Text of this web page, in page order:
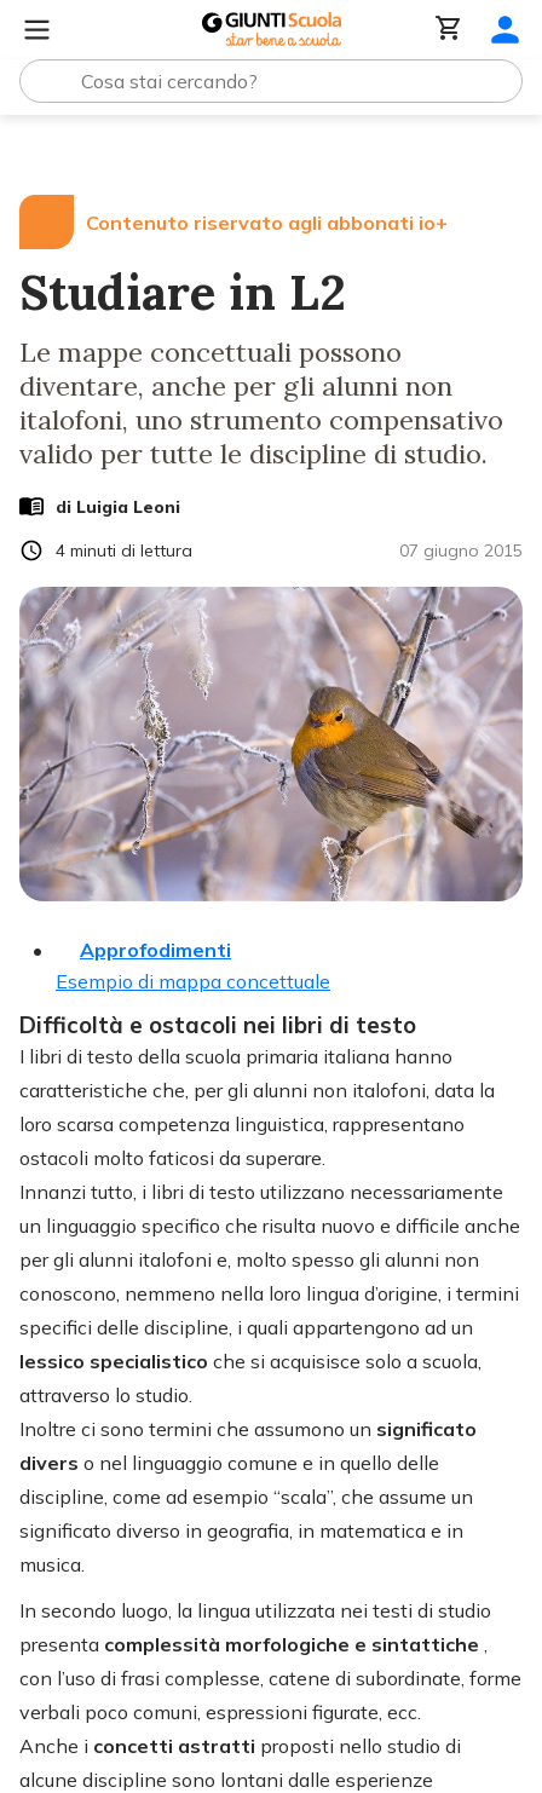
Contenuto riservato agli abbonati io+
Studiare in L2
Le mappe concettuali possono
diventare, anche per gli alunni non
italofoni, uno strumento compensativo
valido per tutte le discipline di studio.
di Luigia Leoni
07 giugno 2015
4 minuti di lettura
Approfodimenti
Esempio di mappa concettuale
Difficoltà e ostacoli nei libri di testo
I libri di testo della scuola primaria italiana hanno
caratteristiche che, per gli alunni non italofoni, data la
loro scarsa competenza linguistica, rappresentano
ostacoli molto faticosi da superare.
Innanzi tutto, i libri di testo utilizzano necessariamente
un linguaggio specifico che risulta nuovo e difficile anche
per gli alunni italofoni e, molto spesso gli alunni non
conoscono, nemmeno nella loro lingua d’origine, i termini
specifici delle discipline, i quali appartengono ad un
lessico specialistico che si acquisisce solo a scuola,
attraverso lo studio.
Inoltre ci sono termini che assumono un significato
divers o nel linguaggio comune e in quello delle
discipline, come ad esempio “scala”, che assume un
significato diverso in geografia, in matematica e in
musica.
In secondo luogo, la lingua utilizzata nei testi di studio
presenta complessità morfologiche e sintattiche
con l’uso di frasi complesse, catene di subordinate, forme
verbali poco comuni, espressioni figurate, ecc.
Anche i concetti astratti proposti nello studio di
alcune discipline sono lontani dalle esperienze